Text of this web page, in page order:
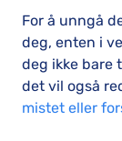
For å unngå
deg, enten i
deg ikke bare
det vil også
mistet eller